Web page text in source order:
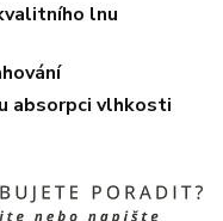
lnu
absorpci vlhkosti